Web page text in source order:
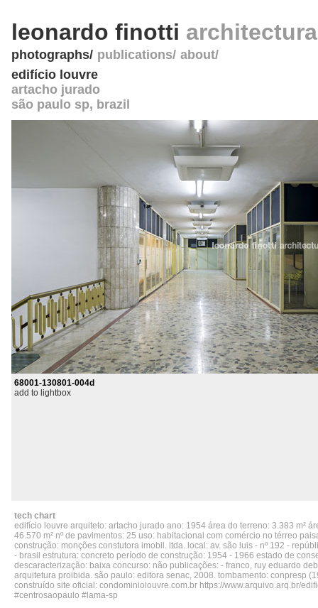
leonardo finotti
photographs publications about
edifício louvre
artacho jurado
são paulo sp, brazil
68001-130801-004d
add to lightbox
tech chart
edifício louvre arquiteto: artacho jurado ano: 1954 área do terreno: 3.383 m²
46.570 m² nº de pavimentos: 25 uso: habitacional com comércio no térreo
construção: monções constutora imobil. ltda. local: av. são luis - nº 192 -
- brasil estrutura: concreto período de construção: 1954 - 1966 estado de
descaracterização: baixa concurso: não publicações: - franco, ruy eduardo
arquitetura proibida. são paulo: editora senac, 2008. tombamento: conpresp
construído site oficial: condominiolouvre.com.br https://www.arquivo.arq.br/
#centrosaopaulo #lama-sp